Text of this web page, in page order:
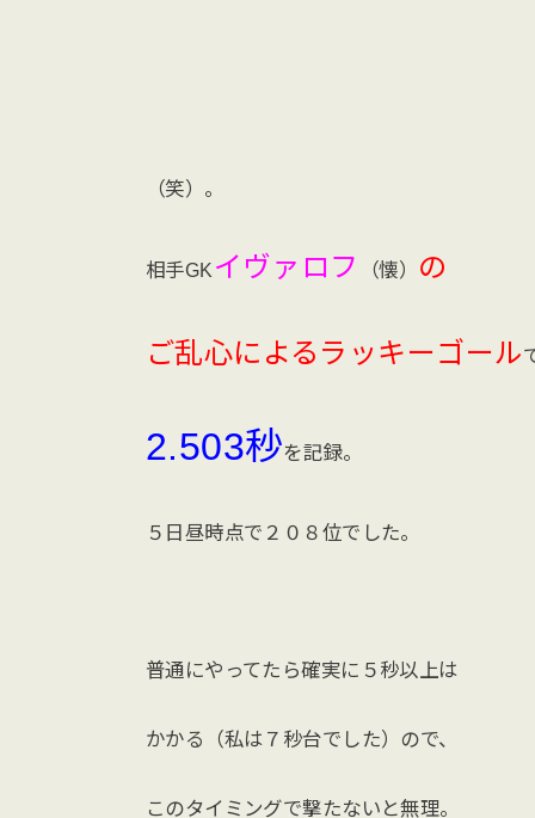
（笑）。
相手GK イヴァロフ （懐） の
ご乱心によるラッキーゴール
2.503秒を記録。
５日昼時点で２０８位でした。
普通にやってたら確実に５秒以上は
かかる（私は７秒台でした）ので、
このタイミングで撃たないと無理。